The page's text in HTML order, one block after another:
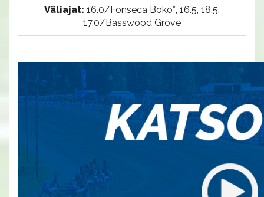
Väliajat: 16.0/Fonseca Boko*, 16.5, 18.5,
17.0/Basswood Grove